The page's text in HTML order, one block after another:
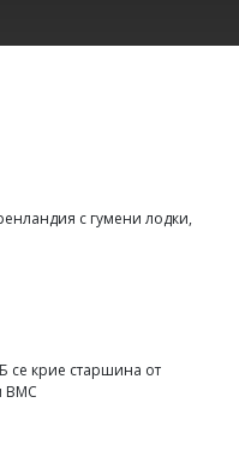
с гумени лодки,
крие старшина от
ВМС